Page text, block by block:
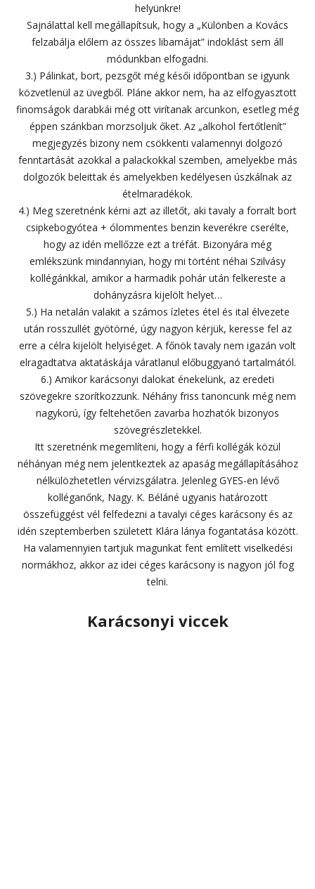
helyünkre!
Sajnálattal kell megállapítsuk, hogy a „Különben a Kovács
felzabálja előlem az összes libamájat” indoklást sem áll
módunkban elfogadni.
3.) Pálinkat, bort, pezsgőt még késői időpontban se igyunk
közvetlenül az üvegből. Pláne akkor nem, ha az elfogyasztott
finomságok darabkái még ott virítanak arcunkon, esetleg még
éppen szánkban morzsoljuk őket. Az „alkohol fertőtlenít”
megjegyzés bizony nem csökkenti valamennyi dolgozó
fenntartását azokkal a palackokkal szemben, amelyekbe más
dolgozók beleittak és amelyekben kedélyesen úszkálnak az
ételmaradékok.
4.) Meg szeretnénk kérni azt az illetőt, aki tavaly a forralt bort
csipkebogyótea + ólommentes benzin keverékre cserélte,
hogy az idén mellőzze ezt a tréfát. Bizonyára még
emlékszünk mindannyian, hogy mi történt néhai Szilvásy
kollégánkkal, amikor a harmadik pohár után felkereste a
dohányzásra kijelölt helyet…
5.) Ha netalán valakit a számos ízletes étel és ital élvezete
után rosszullét gyötörné, úgy nagyon kérjük, keresse fel az
erre a célra kijelölt helyiséget. A főnök tavaly nem igazán volt
elragadtatva aktatáskája váratlanul előbuggyanó tartalmától.
6.) Amikor karácsonyi dalokat énekelünk, az eredeti
szövegekre szorítkozzunk. Néhány friss tanoncunk még nem
nagykorú, így feltehetően zavarba hozhatók bizonyos
szövegrészletekkel.
Itt szeretnénk megemlíteni, hogy a férfi kollégák közül
néhányan még nem jelentkeztek az apaság megállapításához
nélkülözhetetlen vérvizsgálatra. Jelenleg GYES-en lévő
kolléganőnk, Nagy. K. Béláné ugyanis határozott
összefüggést vél felfedezni a tavalyi céges karácsony és az
idén szeptemberben született Klára lánya fogantatása között.
Ha valamennyien tartjuk magunkat fent említett viselkedési
normákhoz, akkor az idei céges karácsony is nagyon jól fog
telni.
Karácsonyi viccek